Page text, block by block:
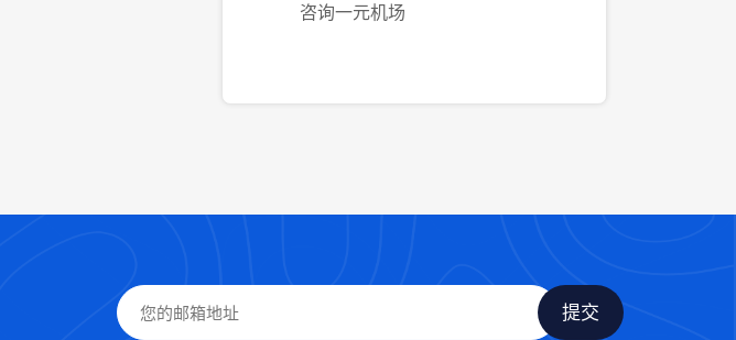
咨询一元机场